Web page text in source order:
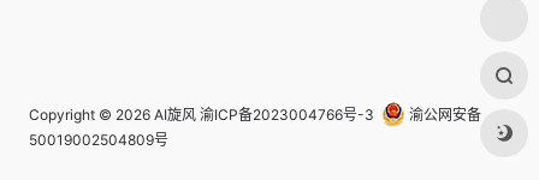
Copyright © 2026 AI旋风 渝ICP备2023004766号-3
渝公网安备
50019002504809号